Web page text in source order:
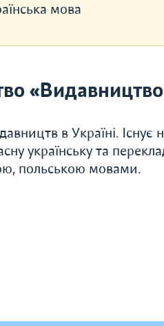
мова
в Україні.
українську та
польською мовами.